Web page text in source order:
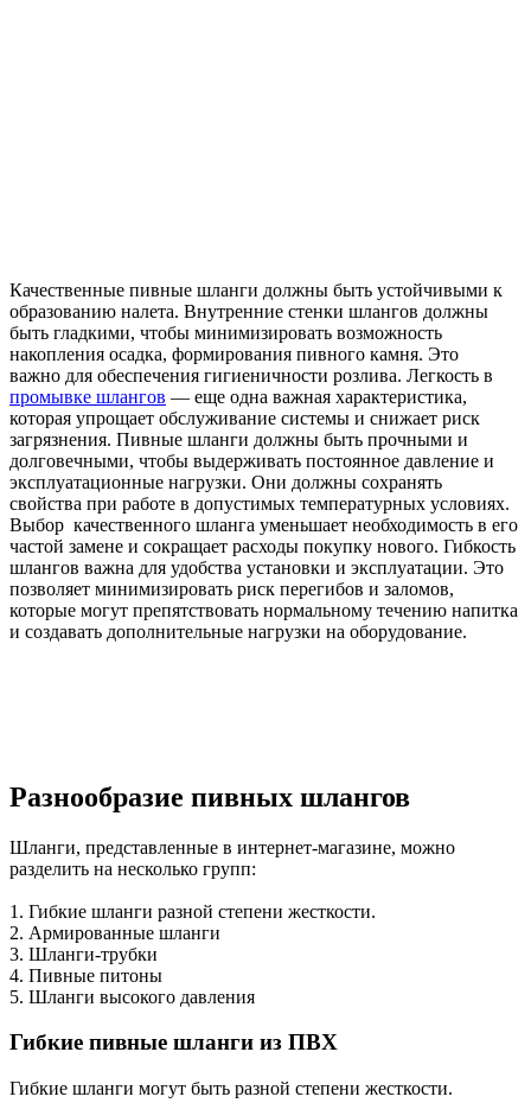
Качественные пивные шланги должны быть устойчивыми к
образованию налета. Внутренние стенки шлангов должны
быть гладкими, чтобы минимизировать возможность
накопления осадка, формирования пивного камня. Это
важно для обеспечения гигиеничности розлива. Легкость в
промывке шлангов — еще одна важная характеристика,
которая упрощает обслуживание системы и снижает риск
загрязнения. Пивные шланги должны быть прочными и
долговечными, чтобы выдерживать постоянное давление и
эксплуатационные нагрузки. Они должны сохранять
свойства при работе в допустимых температурных условиях.
Выбор качественного шланга уменьшает необходимость в его
частой замене и сокращает расходы покупку нового. Гибкость
шлангов важна для удобства установки и эксплуатации. Это
позволяет минимизировать риск перегибов и заломов,
которые могут препятствовать нормальному течению напитка
и создавать дополнительные нагрузки на оборудование.
Разнообразие пивных шлангов
Шланги, представленные в интернет-магазине, можно
разделить на несколько групп:
1. Гибкие шланги разной степени жесткости.
2. Армированные шланги
3. Шланги-трубки
4. Пивные питоны
5. Шланги высокого давления
Гибкие пивные шланги из ПВХ
Гибкие шланги могут быть разной степени жесткости.